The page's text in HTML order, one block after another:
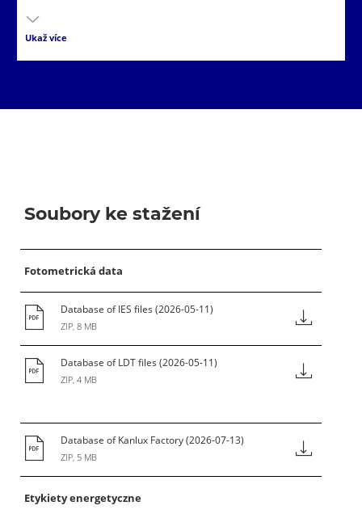
P
S
Startér (zapalovač)
Stupeň IK
Stupeň IP
Světelný zdroj s vlastním (integrovaným)
T
Ukaž více
Soubory ke stažení
Fotometrická data
Database of IES files (2026-05-11)
ZIP, 8 MB
Database of LDT files (2026-05-11)
ZIP, 4 MB
Database of Kanlux Factory (2026-07-13)
ZIP, 5 MB
Etykiety energetyczne